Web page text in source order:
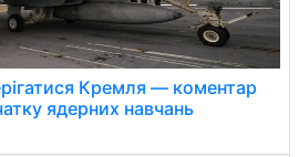
Кремля — коментар
ядерних навчань